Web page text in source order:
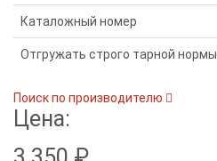
Каталожный номер
Отгружать строго тарной нормы
Поиск по производителю
Цена: